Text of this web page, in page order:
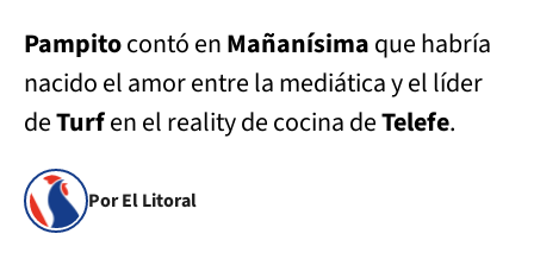
Pampitocontó enMañanísimaque habría
nacido el amor entre la mediática y el líder
deTurfen el reality de cocina deTelefe.
Por El Litoral